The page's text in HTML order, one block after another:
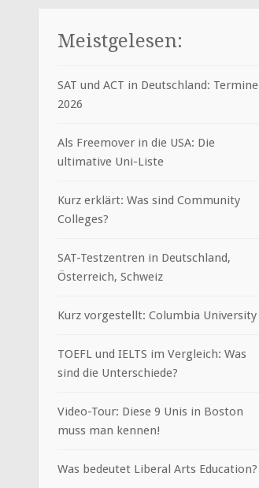
Meistgelesen:
SAT und ACT in Deutschland: Termine
2026
Als Freemover in die USA: Die
ultimative Uni-Liste
Kurz erklärt: Was sind Community
Colleges?
SAT-Testzentren in Deutschland,
Österreich, Schweiz
Kurz vorgestellt: Columbia University
TOEFL und IELTS im Vergleich: Was
sind die Unterschiede?
Video-Tour: Diese 9 Unis in Boston
muss man kennen!
Was bedeutet Liberal Arts Education?